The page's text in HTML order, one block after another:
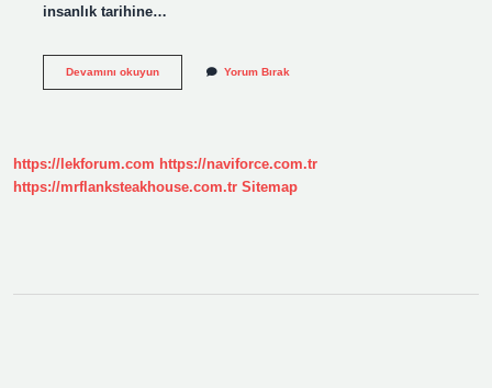
insanlık tarihine…
Devamını okuyunÇatalhöyük Yorum Bırak
https://lekforum.com https://naviforce.com.tr
https://mrflanksteakhouse.com.tr Sitemap